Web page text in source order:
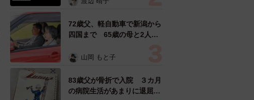
表の訴え
72歳父、軽自動車で新潟から
四国まで 65歳の母と2人で
憩まで分刻み… 「大学生で
山岡 もと子
83歳父が骨折で入院 ３カ月
の病院生活があまりに退屈で